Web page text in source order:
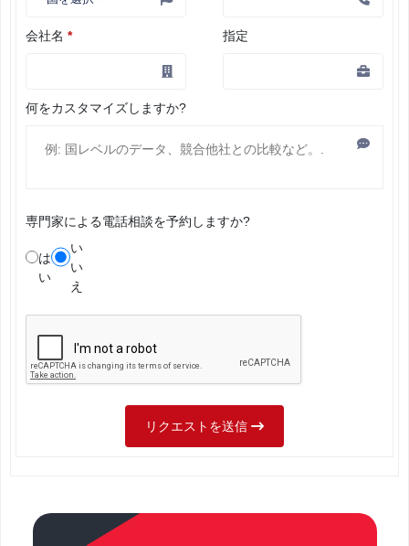
会社名 * 指定
何をカスタマイズしますか?
専門家による電話相談を予約しますか?
は
い
い
い
え
リクエストを送信